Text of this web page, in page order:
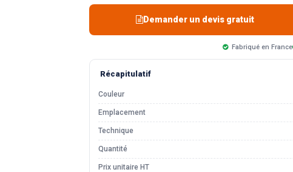
Demander un devis gratuit
Fabriqué en France
Récapitulatif
Couleur
Emplacement
Technique
Quantité
Prix unitaire HT